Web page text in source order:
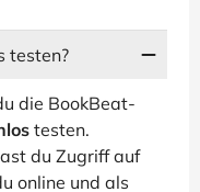
testen?
die BookBeat-
testen.
du Zugriff auf
online und als